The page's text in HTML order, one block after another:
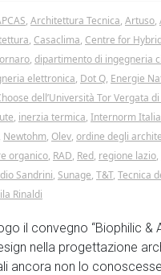
, Architettura Tecnica, Artuso,
, Casaclima, Centre for
, dipartimento di ingegneria
elettronica, Dot Q, Energie
dell’Università Tor Vergata di
, inerzia termica, Internorm Italia
Newtohm, Olev, ordine degli
organico, RAD, Red, regione lazio,
Sandrini, Sunage, T&T, Tecnica
Rinaldi
il convegno “Biophilic &
nella progettazione
ancora non lo